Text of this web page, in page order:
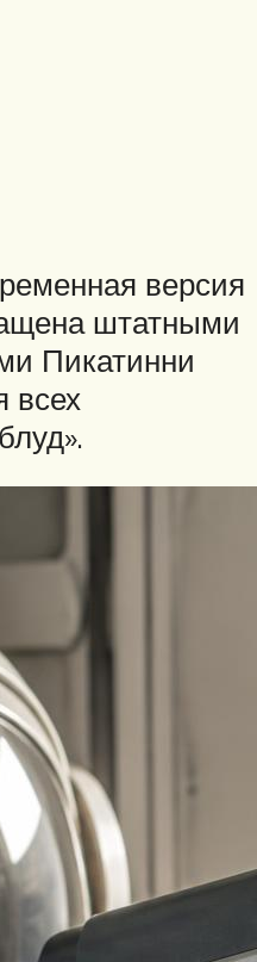
версия
штатными
Пикатинни
всех